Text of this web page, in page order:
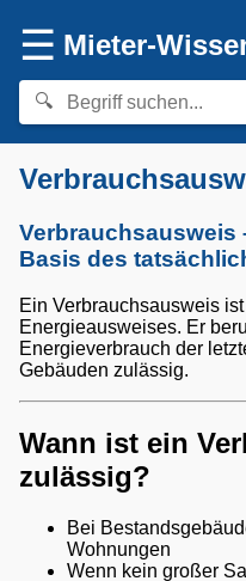
☰ Mieter-
Verbrauchsausweis
Basis des
Ein Verbrauchsausweis
Energieausweises. Er
Energieverbrauch der
Gebäuden zulässig.
Wann ist ein
zulässig?
Bei
Wohnungen
Wenn kein großer